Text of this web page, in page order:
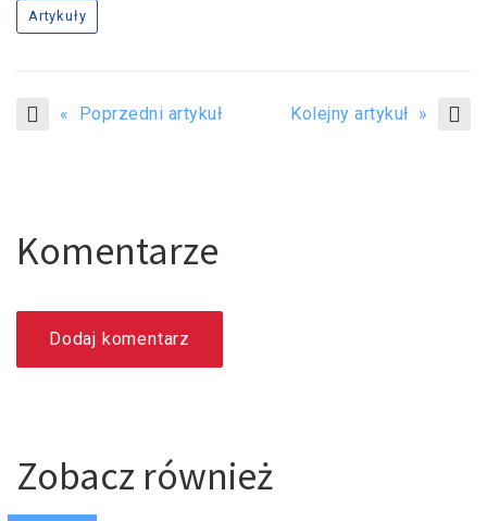
Artykuły
« Poprzedni artykuł Kolejny artykuł »
Komentarze
Dodaj komentarz
Zobacz również